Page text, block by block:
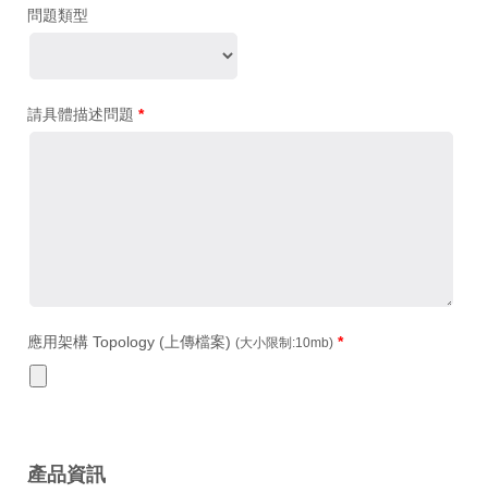
問題類型
請具體描述問題 *
應用架構 Topology (上傳檔案) (大小限制:10mb) *
產品資訊